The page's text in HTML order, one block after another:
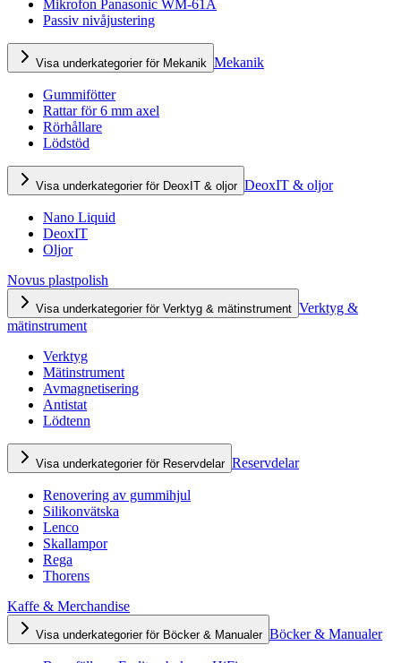
Mikrofon Panasonic WM-61A
Passiv nivåjustering
Visa underkategorier för Mekanik Mekanik
Gummifötter
Rattar för 6 mm axel
Rörhållare
Lödstöd
Visa underkategorier för DeoxIT & oljor DeoxIT & oljor
Nano Liquid
DeoxIT
Oljor
Novus plastpolish
Visa underkategorier för Verktyg & mätinstrument Verktyg &
mätinstrument
Verktyg
Mätinstrument
Avmagnetisering
Antistat
Lödtenn
Visa underkategorier för Reservdelar Reservdelar
Renovering av gummihjul
Silikonvätska
Lenco
Skallampor
Rega
Thorens
Kaffe & Merchandise
Visa underkategorier för Böcker & Manualer Böcker & Manualer